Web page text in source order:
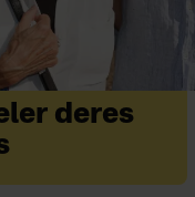
deres